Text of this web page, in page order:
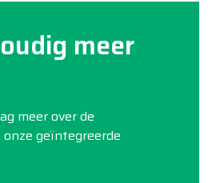
meer
meer over de
geïntegreerde